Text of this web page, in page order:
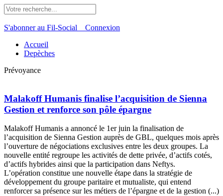
S'abonner au Fil-Social Connexion
Accueil
Depèches
Prévoyance
Malakoff Humanis finalise l’acquisition de Sienna
Gestion et renforce son pôle épargne
Malakoff Humanis a annoncé le 1er juin la finalisation de
l’acquisition de Sienna Gestion auprès de GBL, quelques mois après
l’ouverture de négociations exclusives entre les deux groupes. La
nouvelle entité regroupe les activités de dette privée, d’actifs cotés,
d’actifs hybrides ainsi que la participation dans Neftys.
L’opération constitue une nouvelle étape dans la stratégie de
développement du groupe paritaire et mutualiste, qui entend
renforcer sa présence sur les métiers de l’épargne et de la gestion (...)